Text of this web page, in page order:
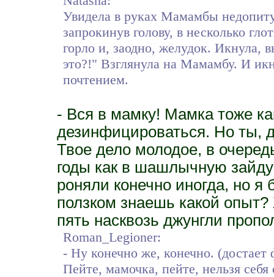
Увидела в руках Мамамбы
запрокинув голову, в несколько
горло и, заодно, желудок. Икнула,
это?!" Взглянула на Мамамбу. И
почтением.
- Вся в мамку! Мамка тоже
дезинфицироваться. Но ты,
Твое дело молодое, в
годы как в шашлычную зайду
роняли конечно иногда, но я
ползком знаешь какой
пять насквозь джунгли
Roman_Legioner:
- Ну конечно же, конечно. (достает
Пейте, мамочка, пейте, нельзя себя